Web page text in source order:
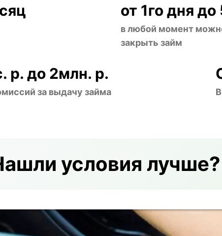
от 1го дня до
в любой момент
закрыть займ
р. до 2млн. р.
за выдачу займа
условия